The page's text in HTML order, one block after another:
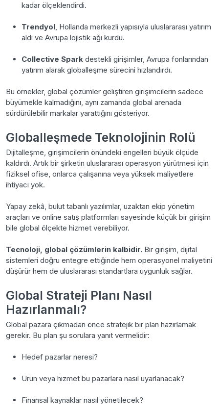
kadar ölçeklendirdi.
Trendyol, Hollanda merkezli yapısıyla uluslararası yatırım
aldı ve Avrupa lojistik ağı kurdu.
Collective Spark destekli girişimler, Avrupa fonlarından
yatırım alarak globalleşme sürecini hızlandırdı.
Bu örnekler, global çözümler geliştiren girişimcilerin sadece
büyümekle kalmadığını, aynı zamanda global arenada
sürdürülebilir markalar yarattığını gösteriyor.
Globalleşmede Teknolojinin Rolü
Dijitalleşme, girişimcilerin önündeki engelleri büyük ölçüde
kaldırdı. Artık bir şirketin uluslararası operasyon yürütmesi için
fiziksel ofise, onlarca çalışanına veya yüksek maliyetlere
ihtiyacı yok.
Yapay zekâ, bulut tabanlı yazılımlar, uzaktan ekip yönetim
araçları ve online satış platformları sayesinde küçük bir girişim
bile global ölçekte hizmet verebiliyor.
Tecnoloji, global çözümlerin kalbidir. Bir girişim, dijital
sistemleri doğru entegre ettiğinde hem operasyonel maliyetini
düşürür hem de uluslararası standartlara uygunluk sağlar.
Global Strateji Planı Nasıl
Hazırlanmalı?
Global pazara çıkmadan önce stratejik bir plan hazırlamak
gerekir. Bu plan şu sorulara yanıt vermelidir:
Hedef pazarlar neresi?
Ürün veya hizmet bu pazarlara nasıl uyarlanacak?
Finansal kaynaklar nasıl yönetilecek?